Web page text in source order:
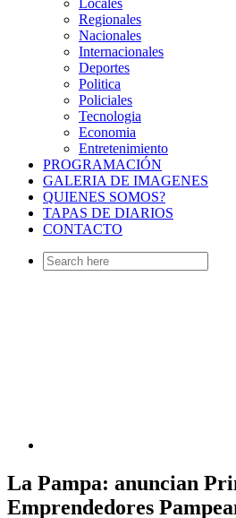
Locales
Regionales
Nacionales
Internacionales
Deportes
Politica
Policiales
Tecnologia
Economia
Entretenimiento
PROGRAMACIÓN
GALERIA DE IMAGENES
QUIENES SOMOS?
TAPAS DE DIARIOS
CONTACTO
Search
for:
La Pampa: anuncian
Emprendedores